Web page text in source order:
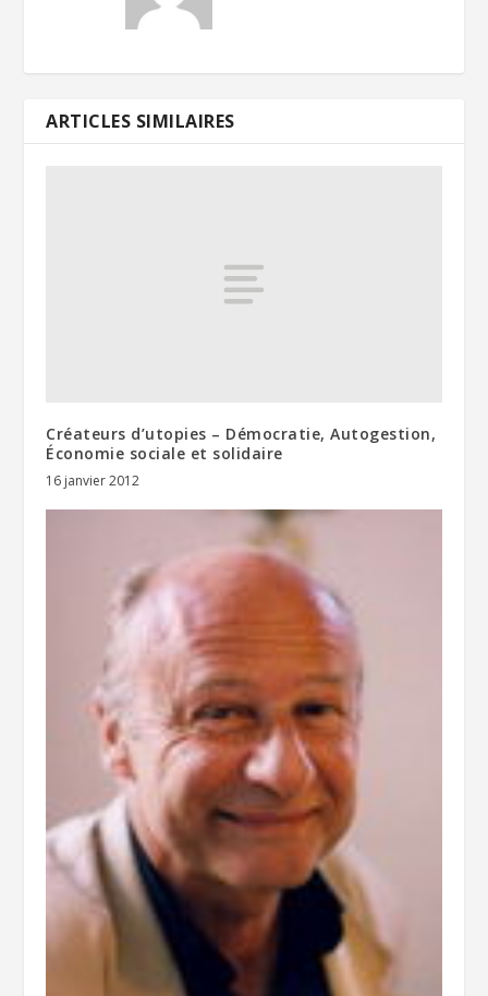
ARTICLES SIMILAIRES
Créateurs d’utopies – Démocratie, Autogestion,
Économie sociale et solidaire
16 janvier 2012